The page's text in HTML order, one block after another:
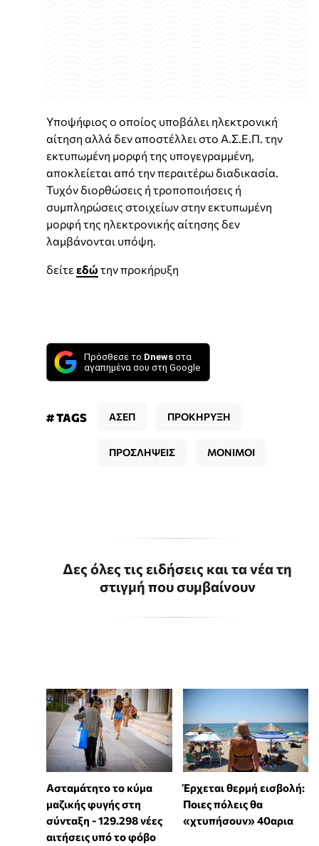
Υποψήφιος ο οποίος υποβάλει ηλεκτρονική
αίτηση αλλά δεν αποστέλλει στο Α.Σ.Ε.Π. την
εκτυπωμένη μορφή της υπογεγραμμένη,
αποκλείεται από την περαιτέρω διαδικασία.
Τυχόν διορθώσεις ή τροποποιήσεις ή
συμπληρώσεις στοιχείων στην εκτυπωμένη
μορφή της ηλεκτρονικής αίτησης δεν
λαμβάνονται υπόψη.
δείτε εδώ την προκήρυξη
Πρόσθεσε το Dnews στα
αγαπημένα σου στη Google
# TAGS ΑΣΕΠ ΠΡΟΚΗΡΥΞΗ
ΠΡΟΣΛΗΨΕΙΣ ΜΟΝΙΜΟΙ
Δες όλες τις ειδήσεις και τα νέα τη
στιγμή που συμβαίνουν
Ασταμάτητο το κύμα
μαζικής φυγής στη
σύνταξη - 129.298 νέες
αιτήσεις υπό το φόβο
Έρχεται θερμή εισβολή:
Ποιες πόλεις θα
«χτυπήσουν» 40αρια